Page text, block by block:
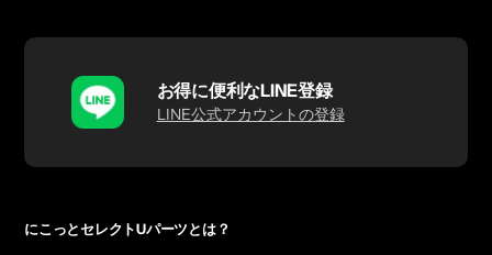
お得に便利なLINE登録
LINE公式アカウントの登録
にこっとセレクトUパーツとは？